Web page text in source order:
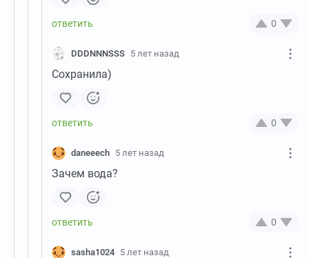
0
DDDNNNSSS 5 лет назад
Сохранила)
0
daneeech 5 лет назад
Зачем вода?
0
sasha1024 5 лет назад